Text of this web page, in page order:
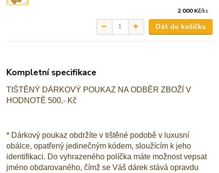
2 000 Kč/ks
Dát do košíčku
Kompletní specifikace
TIŠTĚNÝ DÁRKOVÝ POUKAZ NA ODBĚR ZBOŽÍ V
HODNOTĚ 500,- Kč
* Dárkový poukaz obdržíte v tištěné podobě v luxusní
obálce, opatřený jedinečným kódem, sloužícím k jeho
identifikaci. Do vyhrazeného políčka máte možnost vepsat
jméno obdarovaného, čímž se Váš dárek stává opravdu